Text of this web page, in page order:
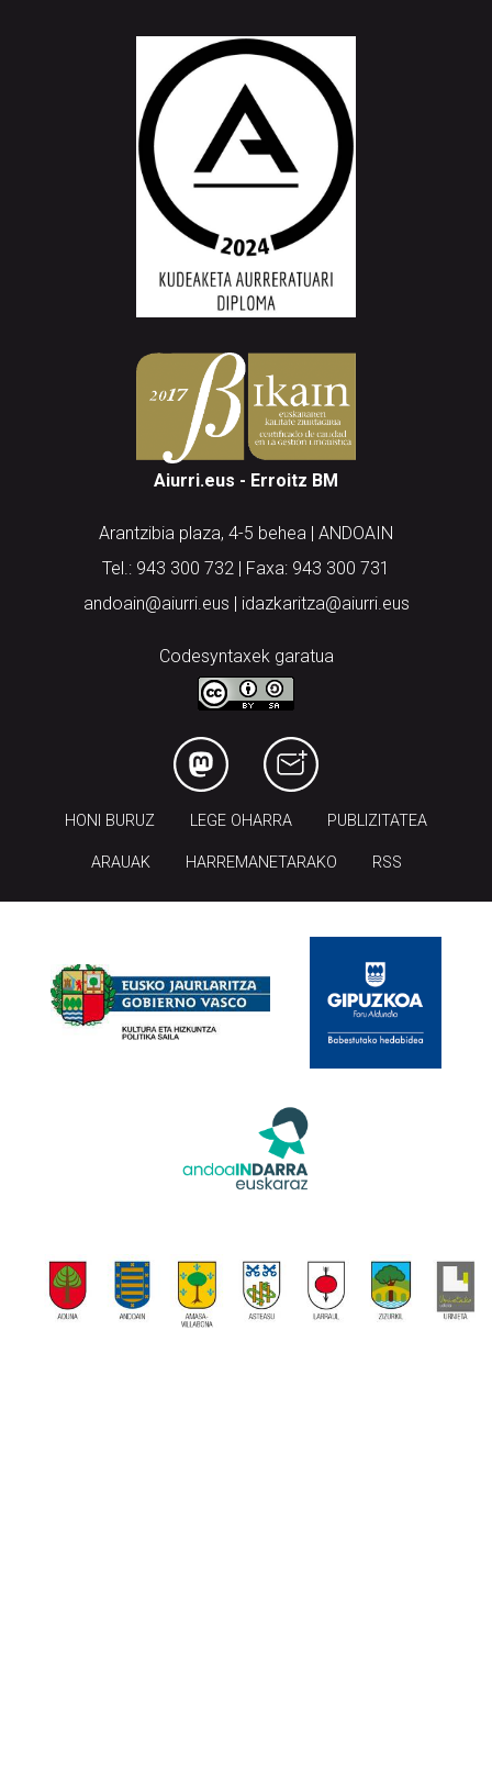
Aiurri.eus - Erroitz BM
Arantzibia plaza, 4-5 behea | ANDOAIN
Tel.: 943 300 732 | Faxa: 943 300 731
andoain@aiurri.eus | idazkaritza@aiurri.eus
Codesyntaxek garatua
HONI BURUZ LEGE OHARRA PUBLIZITATEA
ARAUAK HARREMANETARAKO RSS